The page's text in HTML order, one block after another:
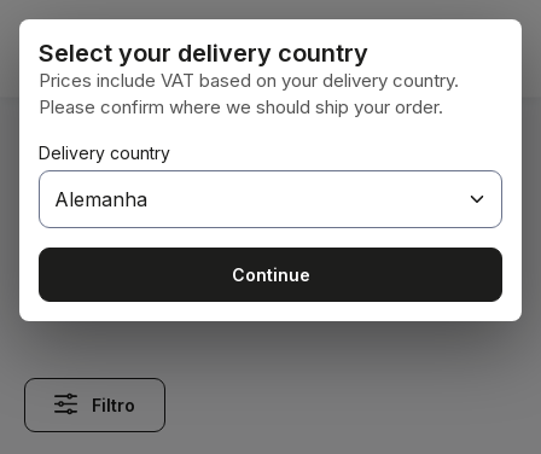
Ir para o conteúdo principal
Você está aqui: Home
Dreipunktteile
Kugeln / Fangteller
Kugeln / Fangteller
Filtro
Select your delivery country
Prices include VAT based on your delivery country.
Please confirm where we should ship your order.
Delivery country
Continue